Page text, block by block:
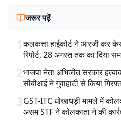
जरूर पढ़ें
1कलकत्ता हाईकोर्ट ने आरजी कर
रिपोर्ट, 28 अगस्त तक का दिया
2भाजपा नेता अभिजीत सरकार
सीबीआई ने गुवाहाटी से किया
3GST-ITC धोखाधड़ी मामले में
असम STF ने कोलकाता ने की